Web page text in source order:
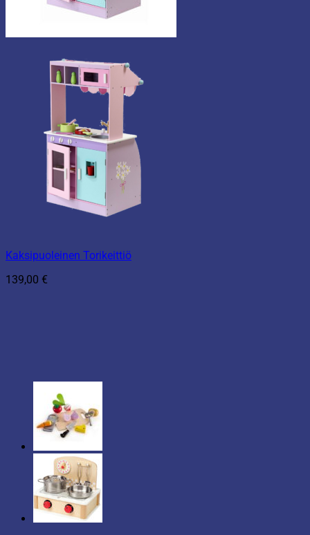
Kaksipuoleinen Torikeittiö
139,00 €